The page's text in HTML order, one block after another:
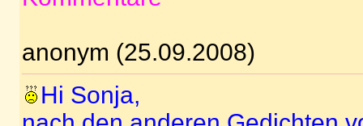
anonym (25.09.2008)
Hi Sonja,